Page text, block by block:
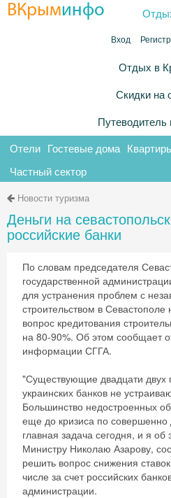
ВКрыминфо
Вход
Отдых в
Скидки на
Отели Гостевые дома
Частный сектор
Новости туризма
Деньги на
российские банки
По словам председателя
государственной
для устранения проблем с
строительством в
вопрос кредитования
на 80-90%. Об этом сообщает
информации СГГА.
"Существующие двадцати двух
украинских банков не
Большинство недостроенных
еще до кризиса по
главная задача сегодня, и я
Министру Николаю Азарову,
решить вопрос снижения
числе за счет российских
администрации.